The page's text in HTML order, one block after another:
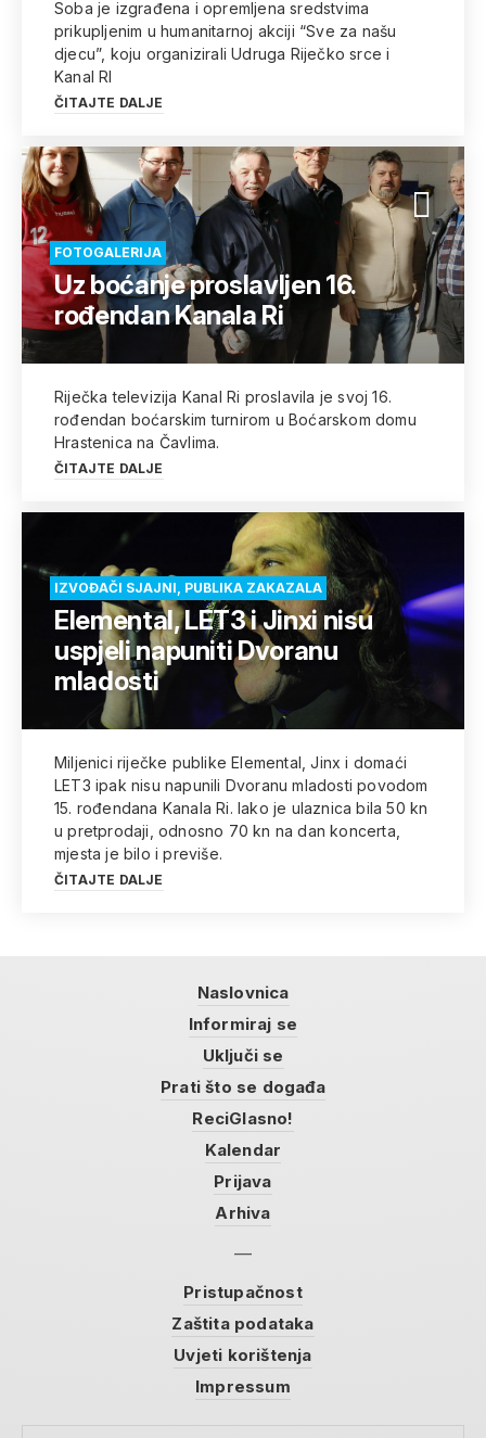
Soba je izgrađena i opremljena sredstvima
prikupljenim u humanitarnoj akciji “Sve za našu
djecu”, koju organizirali Udruga Riječko srce i
Kanal RI
ČITAJTE DALJE
FOTOGALERIJA
Uz boćanje proslavljen 16.
rođendan Kanala Ri
Riječka televizija Kanal Ri proslavila je svoj 16.
rođendan boćarskim turnirom u Boćarskom domu
Hrastenica na Čavlima.
ČITAJTE DALJE
IZVOĐAČI SJAJNI, PUBLIKA ZAKAZALA
Elemental, LET3 i Jinxi nisu
uspjeli napuniti Dvoranu
mladosti
Miljenici riječke publike Elemental, Jinx i domaći
LET3 ipak nisu napunili Dvoranu mladosti povodom
15. rođendana Kanala Ri. Iako je ulaznica bila 50 kn
u pretprodaji, odnosno 70 kn na dan koncerta,
mjesta je bilo i previše.
ČITAJTE DALJE
Naslovnica
Informiraj se
Uključi se
Prati što se događa
ReciGlasno!
Kalendar
Prijava
Arhiva
Pristupačnost
Zaštita podataka
Uvjeti korištenja
Impressum